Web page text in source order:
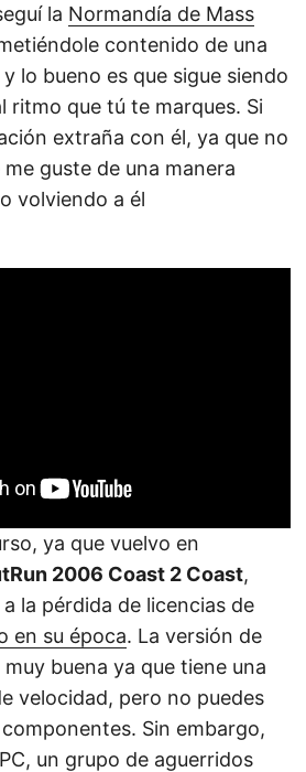
la Normandía de Mass
contenido de una
lo bueno es que sigue siendo
ritmo que tú te marques. Si
extraña con él, ya que no
guste de una manera
volviendo a él
ya que vuelvo en
2006 Coast 2 Coast,
la pérdida de licencias de
en su época. La versión de
buena ya que tiene una
velocidad, pero no puedes
Sin embargo,
un grupo de aguerridos